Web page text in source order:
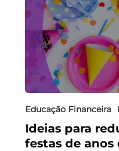
Educação Financeira
Ideias para
festas de anos